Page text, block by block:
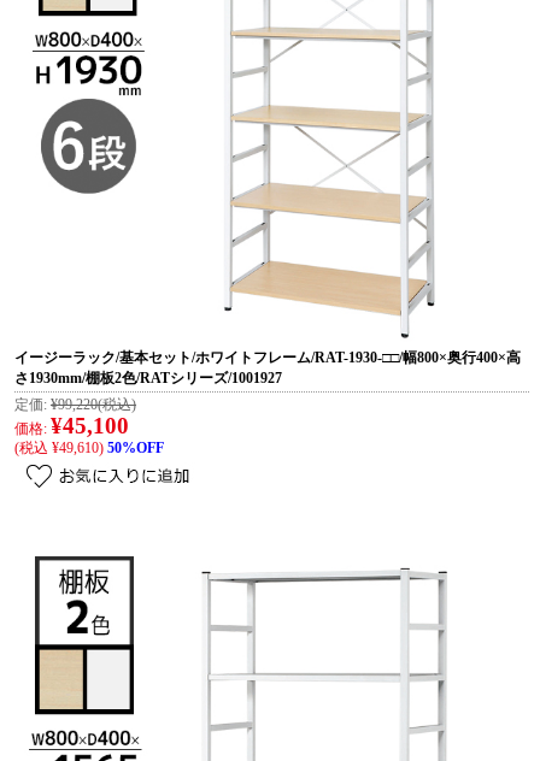
イージーラック/基本セット/ホワイトフレーム/RAT-1930-□□/幅800×奥行400×高
さ1930mm/棚板2色/RATシリーズ/1001927
定価: ¥99,220(税込)
価格: ¥45,100
(税込 ¥49,610) 50%OFF